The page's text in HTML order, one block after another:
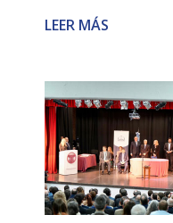
LEER MÁS